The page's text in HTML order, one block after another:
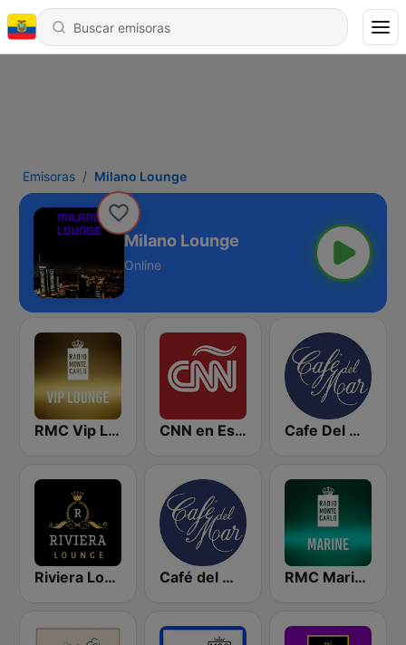
Emisoras Milano Lounge
Milano Lounge
Online
RMC Vip Lounge CNN en Español Cafe Del Mar
Riviera Lounge Café del Mar Chill RMC Marine